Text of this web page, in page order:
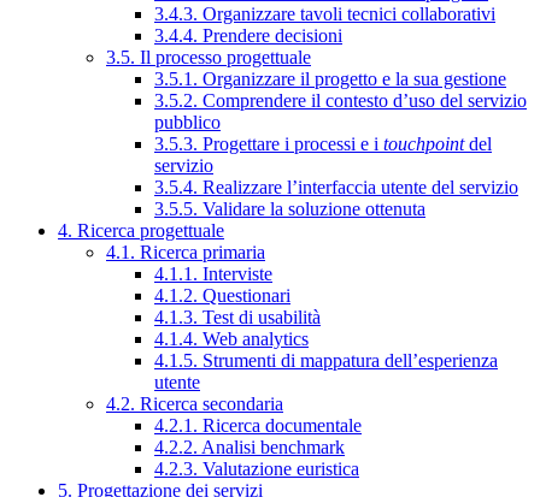
3.4.3. Organizzare tavoli tecnici collaborativi
3.4.4. Prendere decisioni
3.5. Il processo progettuale
3.5.1. Organizzare il progetto e la sua gestione
3.5.2. Comprendere il contesto d’uso del servizio
pubblico
3.5.3. Progettare i processi e i touchpointdel
servizio
3.5.4. Realizzare l’interfaccia utente del servizio
3.5.5. Validare la soluzione ottenuta
4. Ricerca progettuale
4.1. Ricerca primaria
4.1.1. Interviste
4.1.2. Questionari
4.1.3. Test di usabilità
4.1.4. Web analytics
4.1.5. Strumenti di mappatura dell’esperienza
utente
4.2. Ricerca secondaria
4.2.1. Ricerca documentale
4.2.2. Analisi benchmark
4.2.3. Valutazione euristica
5. Progettazione dei servizi